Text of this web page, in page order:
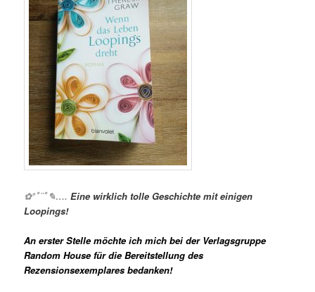
✿*ﾟ¨ﾟ✎…. Eine wirklich tolle Geschichte mit einigen
Loopings!
An erster Stelle möchte ich mich bei der Verlagsgruppe
Random House für die Bereitstellung des
Rezensionsexemplares bedanken!